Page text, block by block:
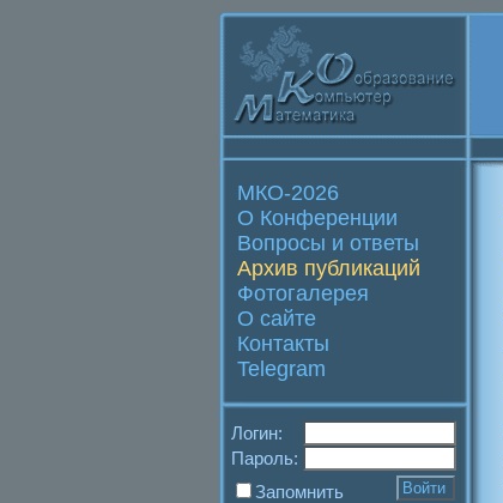
МКО-2026
О Конференции
Вопросы и ответы
Архив публикаций
Фотогалерея
О сайте
Контакты
Telegram
Логин:
Пароль:
Запомнить